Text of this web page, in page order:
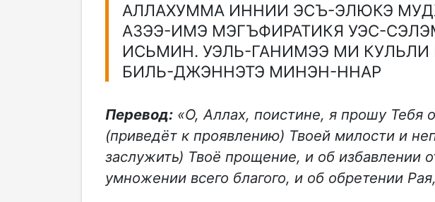
АЛЛАХУММА ИННИИ ЭСЪ-ЭЛЮКЭ
АЗЭЭ-ИМЭ МЭГЪФИРАТИКЯ УЭС-
ИСЬМИН. УЭЛЬ-ГАНИМЭЭ МИ КУЛЬЛИ
БИЛЬ-ДЖЭННЭТЭ МИНЭН-ННАР
Перевод: «О, Аллах, поистине, я прошу Тебя
(приведёт к проявлению) Твоей милости и
заслужить) Твоё прощение, и об избавлении
умножении всего благого, и об обретении